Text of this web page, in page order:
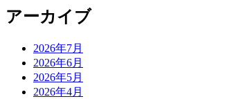
アーカイブ
2026年7月
2026年6月
2026年5月
2026年4月